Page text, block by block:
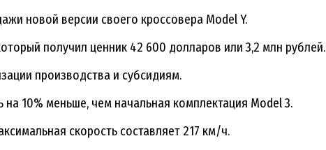
новой версии своего кроссовера Model Y.
получил ценник 42 600 долларов или 3,2 млн рублей.
производства и субсидиям.
10% меньше, чем начальная комплектация Model 3.
скорость составляет 217 км/ч.